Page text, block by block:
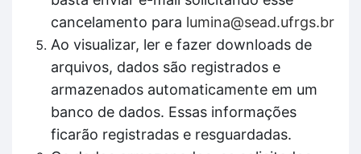
cancelamento para lumina@sead.ufrgs.br
Ao visualizar, ler e fazer downloads de
arquivos, dados são registrados e
armazenados automaticamente em um
banco de dados. Essas informações
ficarão registradas e resguardadas.